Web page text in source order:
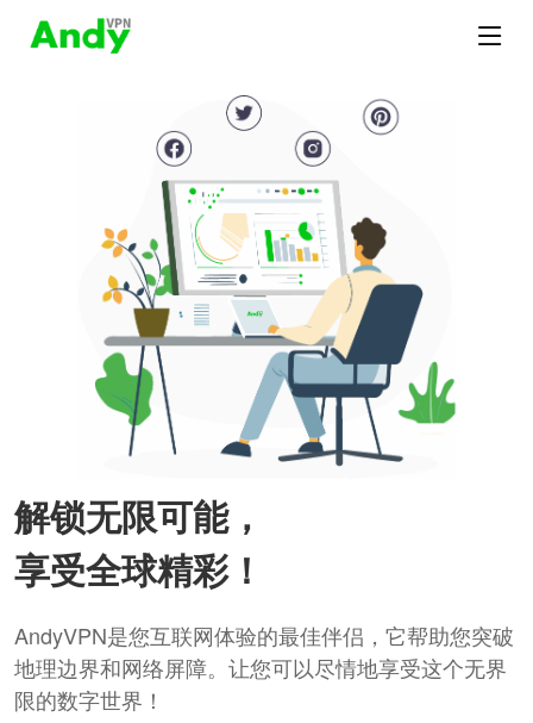
解锁无限可能，
享受全球精彩！
AndyVPN是您互联网体验的最佳伴侣，它帮助您突破
地理边界和网络屏障。让您可以尽情地享受这个无界
限的数字世界！